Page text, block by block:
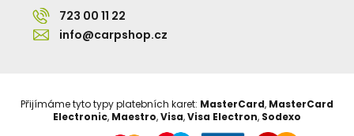
723 00 11 22
info@carpshop.cz
Přijímáme tyto typy platebních karet: MasterCard, MasterCard
Electronic, Maestro,Visa,Visa Electron, Sodexo